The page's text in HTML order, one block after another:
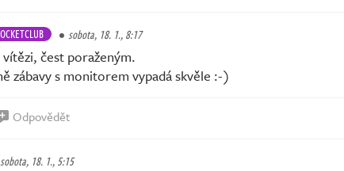
sobota, 18. 1., 8:17
čest poraženým.
zábavy s monitorem vypadá skvěle :-)
Odpovědět
sobota, 18. 1., 5:15